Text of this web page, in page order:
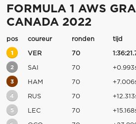
FORMULA 1 AWS
CANADA 2022
pos coureur ronden tijd
1 VER 70
2 SAI 70
3 HAM 70
4 RUS 70
5 LEC 70